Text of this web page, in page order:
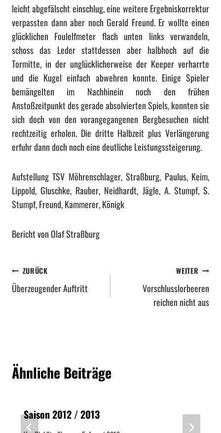
leicht abgefälscht einschlug, eine weitere Ergebniskorrektur
verpassten dann aber noch Gerald Freund. Er wollte einen
glücklichen Foulelfmeter flach unten links verwandeln,
schoss das Leder stattdessen aber halbhoch auf die
Tormitte, in der unglücklicherweise der Keeper verharrte
und die Kugel einfach abwehren konnte. Einige Spieler
bemängelten im Nachhinein noch den frühen
Anstoßzeitpunkt des gerade absolvierten Spiels, konnten sie
sich doch von den vorangegangenen Bergbesuchen nicht
rechtzeitig erholen. Die dritte Halbzeit plus Verlängerung
erfuhr dann doch noch eine deutliche Leistungssteigerung.
Aufstellung TSV Möhrenschlager, Straßburg, Paulus, Keim,
Lippold, Gluschke, Rauber, Neidhardt, Jägle, A. Stumpf, S.
Stumpf, Freund, Kammerer, Königk
Bericht von Olaf Straßburg
B
e
a
ZURÜCK
Überzeugender Auftritt
WEITER
Vorschlusslorbeeren
reichen nicht aus
Ähnliche Beiträge
Saison 2012 / 2013